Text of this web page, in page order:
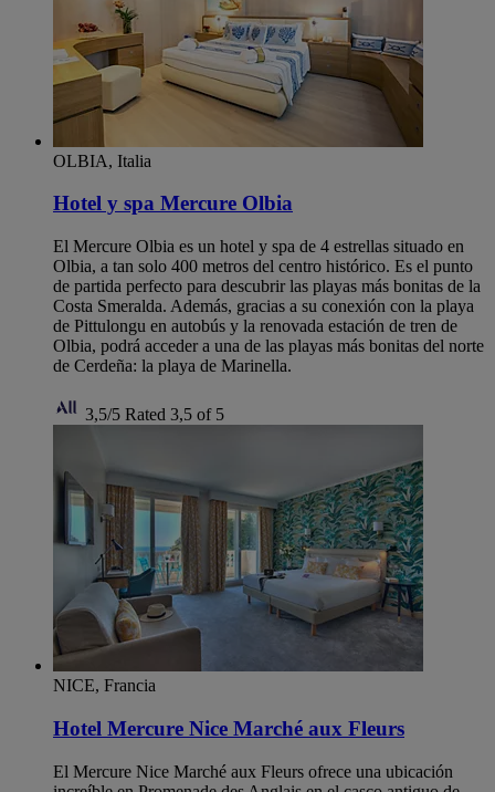
OLBIA, Italia
Hotel y spa Mercure Olbia
El Mercure Olbia es un hotel y spa de 4 estrellas situado en
Olbia, a tan solo 400 metros del centro histórico. Es el punto
de partida perfecto para descubrir las playas más bonitas de la
Costa Smeralda. Además, gracias a su conexión con la playa
de Pittulongu en autobús y la renovada estación de tren de
Olbia, podrá acceder a una de las playas más bonitas del norte
de Cerdeña: la playa de Marinella.
3,5/5 Rated 3,5 of 5
NICE, Francia
Hotel Mercure Nice Marché aux Fleurs
El Mercure Nice Marché aux Fleurs ofrece una ubicación